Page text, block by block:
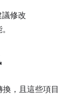
修改
，且這些項目